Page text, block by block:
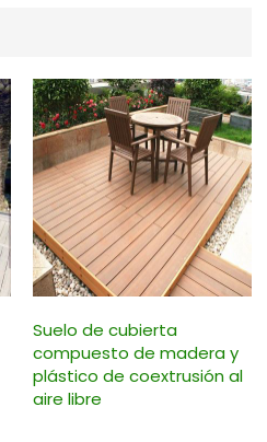
Suelo de cubierta
compuesto de madera y
plástico de coextrusión al
aire libre